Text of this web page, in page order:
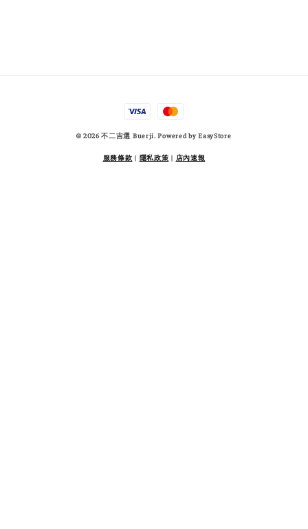
© 2026 不二吉選 Buerji. Powered byEasyStore
服務條款 | 隱私政策 | 店內速報